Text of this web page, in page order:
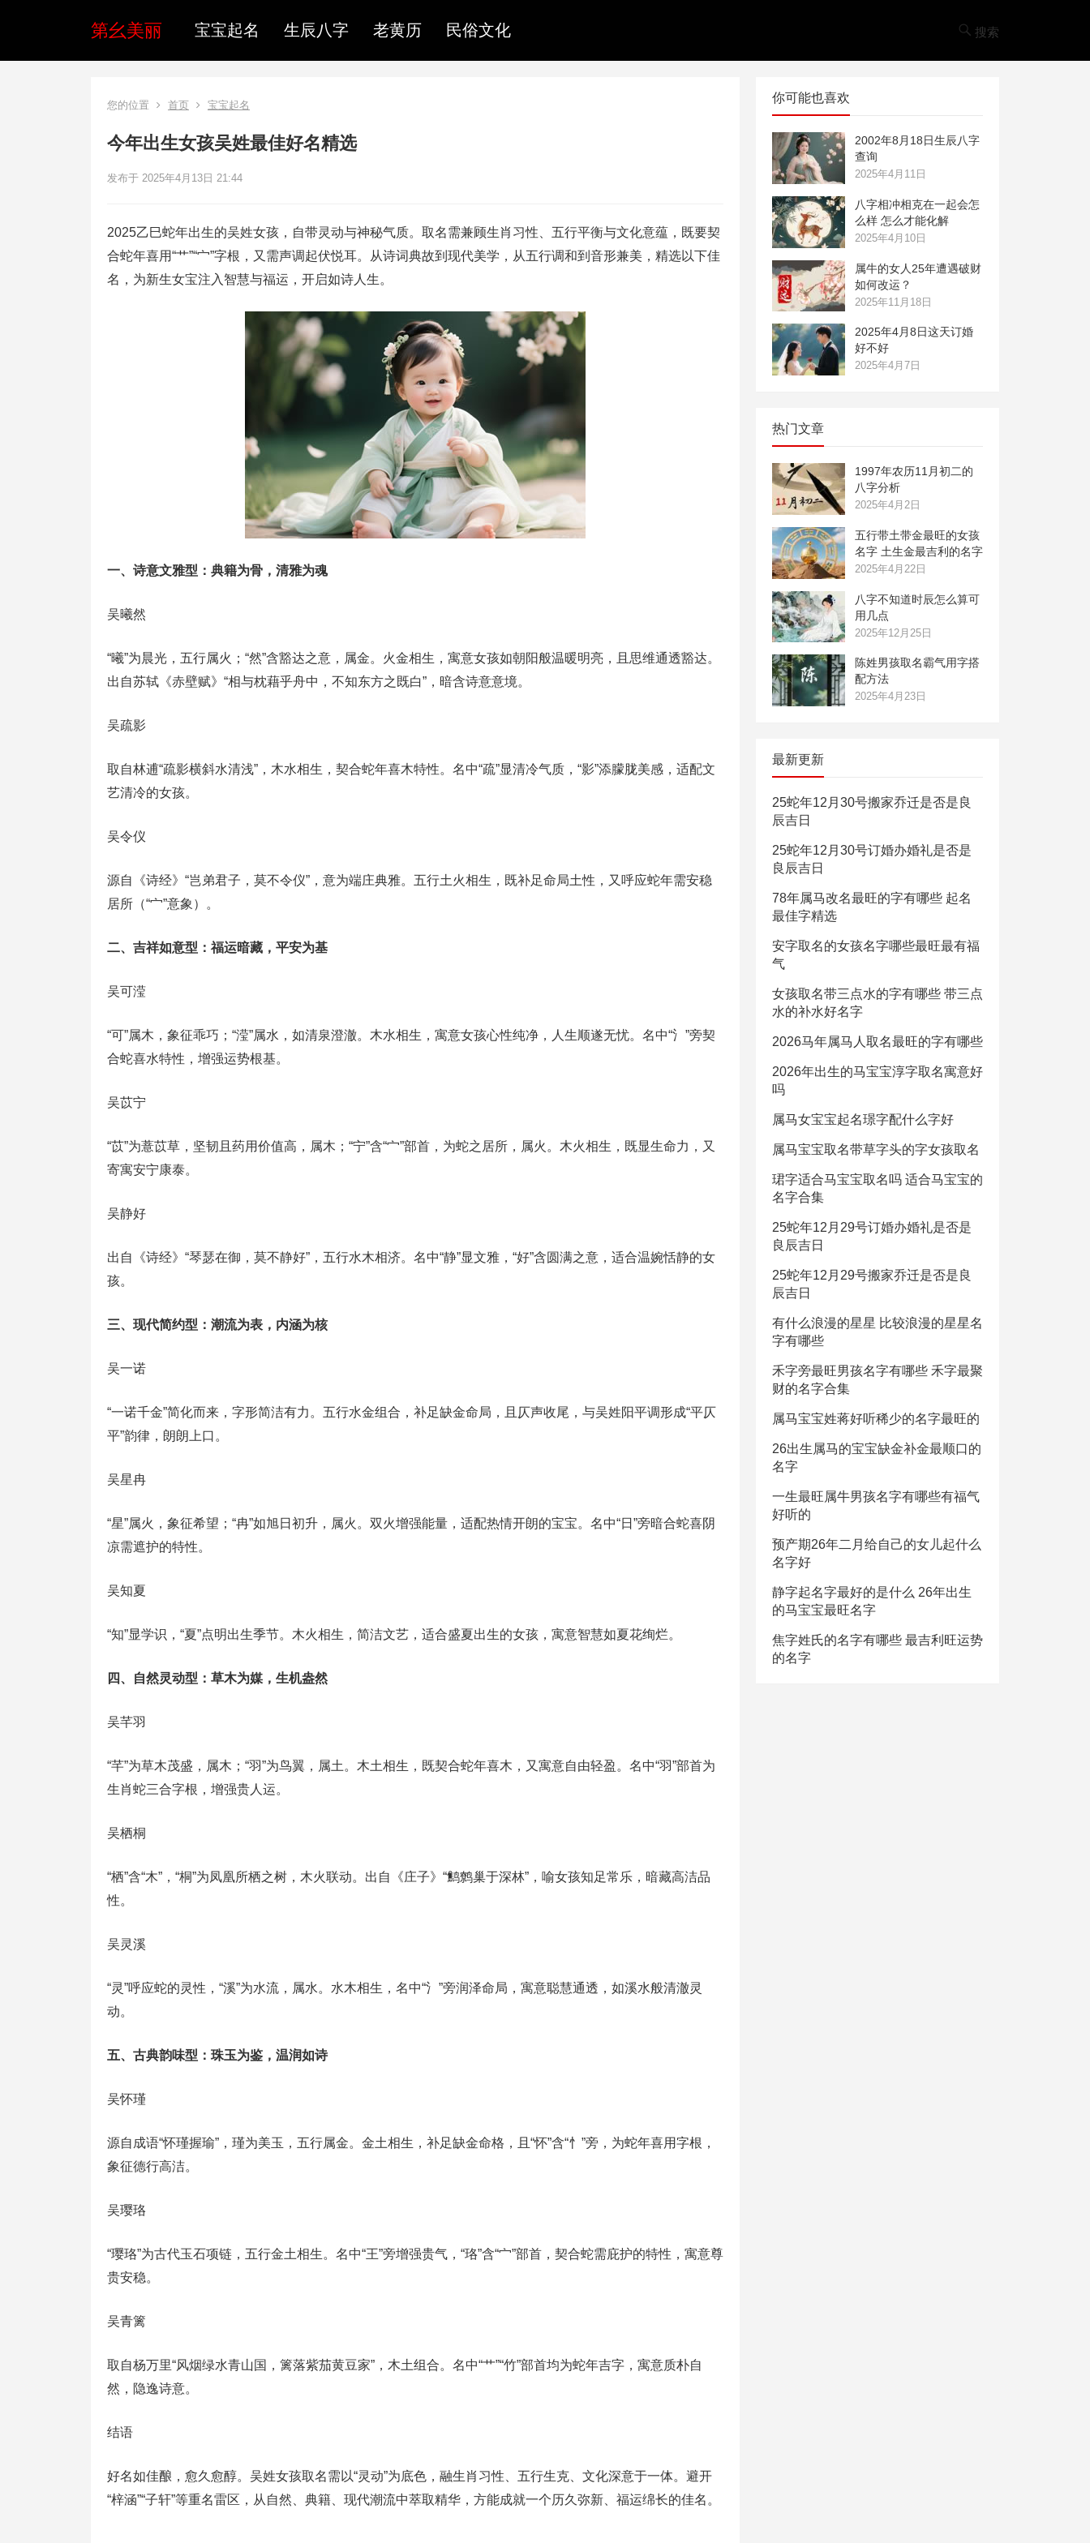
第幺美丽 宝宝起名 生辰八字 老黄历 民俗文化 搜索
您的位置 首页 宝宝起名
今年出生女孩吴姓最佳好名精选
发布于 2025年4月13日 21:44
2025乙巳蛇年出生的吴姓女孩，自带灵动与神秘气质。取名需兼顾生肖习性、五行平衡与文化意蕴，既要契
合蛇年喜用“艹”“宀”字根，又需声调起伏悦耳。从诗词典故到现代美学，从五行调和到音形兼美，精选以下佳
名，为新生女宝注入智慧与福运，开启如诗人生。
一、诗意文雅型：典籍为骨，清雅为魂
吴曦然
“曦”为晨光，五行属火；“然”含豁达之意，属金。火金相生，寓意女孩如朝阳般温暖明亮，且思维通透豁达。
出自苏轼《赤壁赋》“相与枕藉乎舟中，不知东方之既白”，暗含诗意意境。
吴疏影
取自林逋“疏影横斜水清浅”，木水相生，契合蛇年喜木特性。名中“疏”显清冷气质，“影”添朦胧美感，适配文
艺清冷的女孩。
吴令仪
源自《诗经》“岂弟君子，莫不令仪”，意为端庄典雅。五行土火相生，既补足命局土性，又呼应蛇年需安稳
居所（“宀”意象）。
二、吉祥如意型：福运暗藏，平安为基
吴可滢
“可”属木，象征乖巧；“滢”属水，如清泉澄澈。木水相生，寓意女孩心性纯净，人生顺遂无忧。名中“氵”旁契
合蛇喜水特性，增强运势根基。
吴苡宁
“苡”为薏苡草，坚韧且药用价值高，属木；“宁”含“宀”部首，为蛇之居所，属火。木火相生，既显生命力，又
寄寓安宁康泰。
吴静好
出自《诗经》“琴瑟在御，莫不静好”，五行水木相济。名中“静”显文雅，“好”含圆满之意，适合温婉恬静的女
孩。
三、现代简约型：潮流为表，内涵为核
吴一诺
“一诺千金”简化而来，字形简洁有力。五行水金组合，补足缺金命局，且仄声收尾，与吴姓阳平调形成“平仄
平”韵律，朗朗上口。
吴星冉
“星”属火，象征希望；“冉”如旭日初升，属火。双火增强能量，适配热情开朗的宝宝。名中“日”旁暗合蛇喜阴
凉需遮护的特性。
吴知夏
“知”显学识，“夏”点明出生季节。木火相生，简洁文艺，适合盛夏出生的女孩，寓意智慧如夏花绚烂。
四、自然灵动型：草木为媒，生机盎然
吴芊羽
“芊”为草木茂盛，属木；“羽”为鸟翼，属土。木土相生，既契合蛇年喜木，又寓意自由轻盈。名中“羽”部首为
生肖蛇三合字根，增强贵人运。
吴栖桐
“栖”含“木”，“桐”为凤凰所栖之树，木火联动。出自《庄子》“鹪鹩巢于深林”，喻女孩知足常乐，暗藏高洁品
性。
吴灵溪
“灵”呼应蛇的灵性，“溪”为水流，属水。水木相生，名中“氵”旁润泽命局，寓意聪慧通透，如溪水般清澈灵
动。
五、古典韵味型：珠玉为鉴，温润如诗
吴怀瑾
源自成语“怀瑾握瑜”，瑾为美玉，五行属金。金土相生，补足缺金命格，且“怀”含“忄”旁，为蛇年喜用字根，
象征德行高洁。
吴璎珞
“璎珞”为古代玉石项链，五行金土相生。名中“王”旁增强贵气，“珞”含“宀”部首，契合蛇需庇护的特性，寓意尊
贵安稳。
吴青篱
取自杨万里“风烟绿水青山国，篱落紫茄黄豆家”，木土组合。名中“艹”“竹”部首均为蛇年吉字，寓意质朴自
然，隐逸诗意。
结语
好名如佳酿，愈久愈醇。吴姓女孩取名需以“灵动”为底色，融生肖习性、五行生克、文化深意于一体。避开
“梓涵”“子轩”等重名雷区，从自然、典籍、现代潮流中萃取精华，方能成就一个历久弥新、福运绵长的佳名。
你可能也喜欢
2002年8月18日生辰八字
查询
2025年4月11日
八字相冲相克在一起会怎
么样 怎么才能化解
2025年4月10日
属牛的女人25年遭遇破财
如何改运？
2025年11月18日
2025年4月8日这天订婚
好不好
2025年4月7日
热门文章
1997年农历11月初二的
八字分析
2025年4月2日
五行带土带金最旺的女孩
名字 土生金最吉利的名字
2025年4月22日
八字不知道时辰怎么算可
用几点
2025年12月25日
陈姓男孩取名霸气用字搭
配方法
2025年4月23日
最新更新
25蛇年12月30号搬家乔迁是否是良
辰吉日
25蛇年12月30号订婚办婚礼是否是
良辰吉日
78年属马改名最旺的字有哪些 起名
最佳字精选
安字取名的女孩名字哪些最旺最有福
气
女孩取名带三点水的字有哪些 带三点
水的补水好名字
2026马年属马人取名最旺的字有哪些
2026年出生的马宝宝淳字取名寓意好
吗
属马女宝宝起名璟字配什么字好
属马宝宝取名带草字头的字女孩取名
珺字适合马宝宝取名吗 适合马宝宝的
名字合集
25蛇年12月29号订婚办婚礼是否是
良辰吉日
25蛇年12月29号搬家乔迁是否是良
辰吉日
有什么浪漫的星星 比较浪漫的星星名
字有哪些
禾字旁最旺男孩名字有哪些 禾字最聚
财的名字合集
属马宝宝姓蒋好听稀少的名字最旺的
26出生属马的宝宝缺金补金最顺口的
名字
一生最旺属牛男孩名字有哪些有福气
好听的
预产期26年二月给自己的女儿起什么
名字好
静字起名字最好的是什么 26年出生
的马宝宝最旺名字
焦字姓氏的名字有哪些 最吉利旺运势
的名字